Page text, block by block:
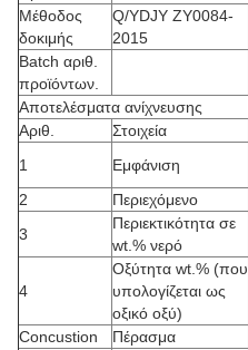
Μέθοδος
δοκιμής
Q/YDJY ZY0084-
2015
Batch αριθ.
προϊόντων.
Αποτελέσματα ανίχνευσης
Αριθ.
Στοιχεία
1
Εμφάνιση
2
Περιεχόμενο
3
Περιεκτικότητα σε
wt.% νερό
4
Οξύτητα wt.% (που
υπολογίζεται ως
οξικό οξύ)
Concustion Πέρασμα